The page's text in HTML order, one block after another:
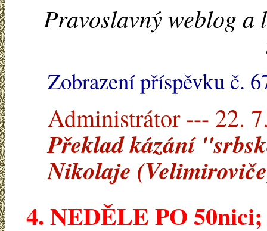
Pravoslavný weblog a
Zobrazení příspěvku č.
Administrátor --- 22.
Překlad kázání
Nikolaje
4. NEDĚLE PO